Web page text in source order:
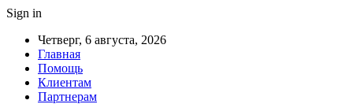
Sign in
Четверг, 6 августа, 2026
Главная
Помощь
Клиентам
Партнерам